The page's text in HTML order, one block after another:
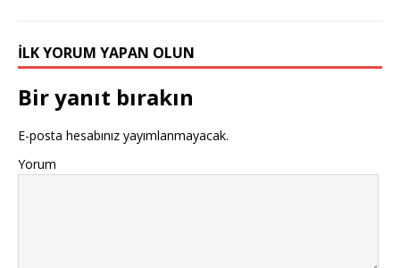
İLK YORUM YAPAN OLUN
Bir yanıt bırakın
E-posta hesabınız yayımlanmayacak.
Yorum